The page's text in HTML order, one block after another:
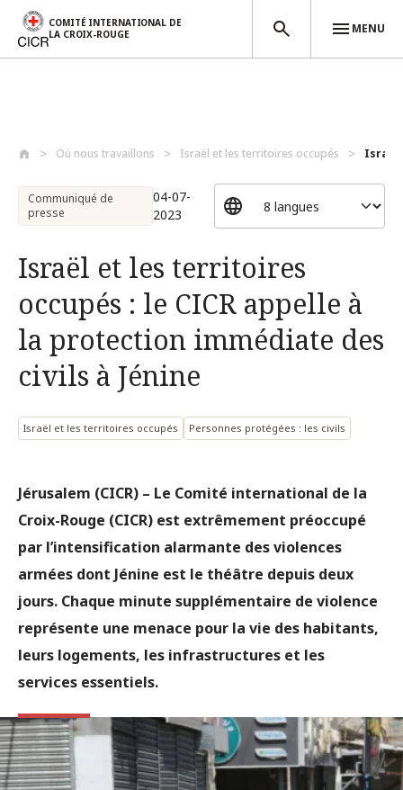
COMITÉ INTERNATIONAL DE
LA CROIX-ROUGE
MENU
Où nous travaillons Israël et les territoires occupés Israël
Communiqué de
presse
04-07-
2023
Israël et les territoires
occupés : le CICR appelle à
la protection immédiate des
civils à Jénine
Israël et les territoires occupés Personnes protégées : les civils
Jérusalem (CICR) – Le Comité international de la
Croix-Rouge (CICR) est extrêmement préoccupé
par l’intensification alarmante des violences
armées dont Jénine est le théâtre depuis deux
jours. Chaque minute supplémentaire de violence
représente une menace pour la vie des habitants,
leurs logements, les infrastructures et les
services essentiels.